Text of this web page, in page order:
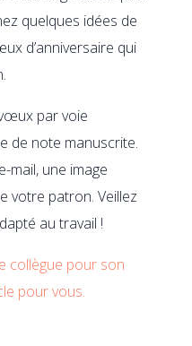
quelques idées de
d’anniversaire qui
par voie
de note manuscrite.
mail, une image
votre patron. Veillez
au travail !
collègue pour son
pour vous.